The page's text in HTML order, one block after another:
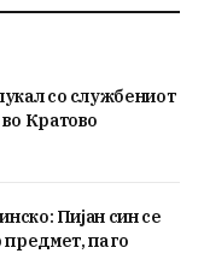
со службениот
Кратово
Пијан син се
па го